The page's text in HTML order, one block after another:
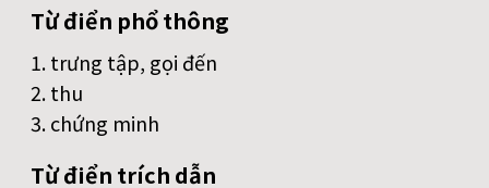
Từ điển phổ thông
1. trưng tập, gọi đến
2. thu
3. chứng minh
Từ điển trích dẫn